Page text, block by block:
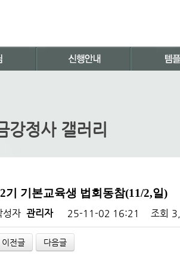
강정사 갤러리
기 기본교육생 법회동참(11/2,일)
성자 관리자 25-11-02 16:21 조회
이전글 다음글